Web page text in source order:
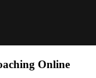
Online